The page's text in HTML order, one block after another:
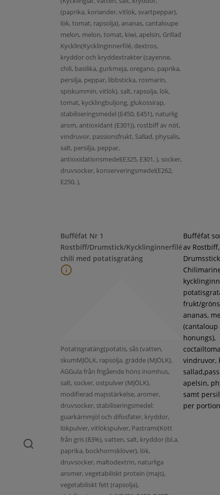
(paprika, koriander, vitlök, svartpeppar),
lök, tomat, rapsolja), ananas, cantaloupe
melon, melon, tomat, kiwi, apelsin, Grillad
Kycklin(Kycklinginnerfilé, dextros,
kryddor och kryddextrakter (cayenne,
chili, basilika, gurkmeja, oregano, paprika,
persilja, peppar, libbsticka, rosmarin,
spiskummin, vitlök), salt, rapsolja, lök,
tomat, kycklingbuljong, glukossirap,
stabiliseringsmedel (E450, E451), naturlig
arom, antioxidant (E301)), rostbiff av nöt,
vindruvor, passionsfrukt, Sallad, physalis,
salt, persilja, peppar,
antioxidationsmedel(E325, E301, ), socker,
druvsocker, konserveringsmedel(E262,
E250, ),
Bufféfat Nr 1
Rostbiff/Drumstick/Kycklinginnerfilé
chili med potatisgratäng
Potatisgratäng(potatis, sås (vatten,
skumMJÖLK, rapsolja, grädde (MJÖLK),
ÄGGula från frigående höns inomhus,
salt, socker, ostpulver (MJÖLK),
modifierad majsstärkelse, aromer,
druvsocker, stabiliseringsmedel:
guarkärnmjöl och difosfater, kryddor,
lökpulver, vitlökspulver, Pastrami(Kött
från gris (83%), vatten, salt, kryddor (bl.a.
paprika, bockhornsklöver), lök,
druvsocker, maltodextrin, naturliga
aromer, vegetabiliskt protein (majs),
vegetabiliskt fett (rapsolja),
Bufféfat
av Rostbiff,
frukt/
ananas,
(cantaloup
honungs),
vindruvor,
apelsin,
samt
per